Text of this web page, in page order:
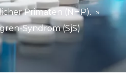
Primaten (NHP). »
Syndrom (SjS)